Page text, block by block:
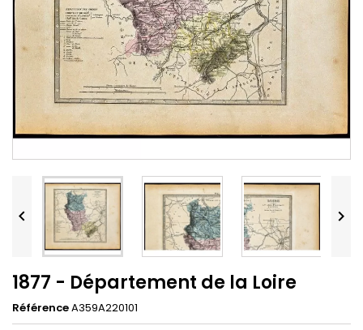
 
1877 - Département de la Loire
RéférenceA359A220101